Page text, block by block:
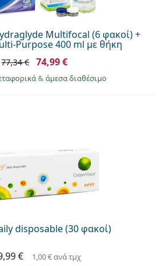
Multifocal (6 φακοί) +
Purpose 400 ml με θήκη
77,34 € 74,99 €
& άμεσα διαθέσιμο
disposable (30 φακοί)
€ 1,00 €ανά τμχ